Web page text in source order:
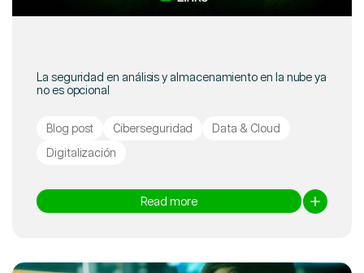
La seguridad en análisis y almacenamiento en la nube ya
no es opcional
Blog post Ciberseguridad
Data & Cloud
Digitalización
Read more